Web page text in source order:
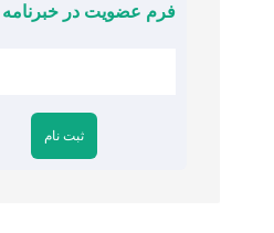
فرم عضویت در خبرنامه